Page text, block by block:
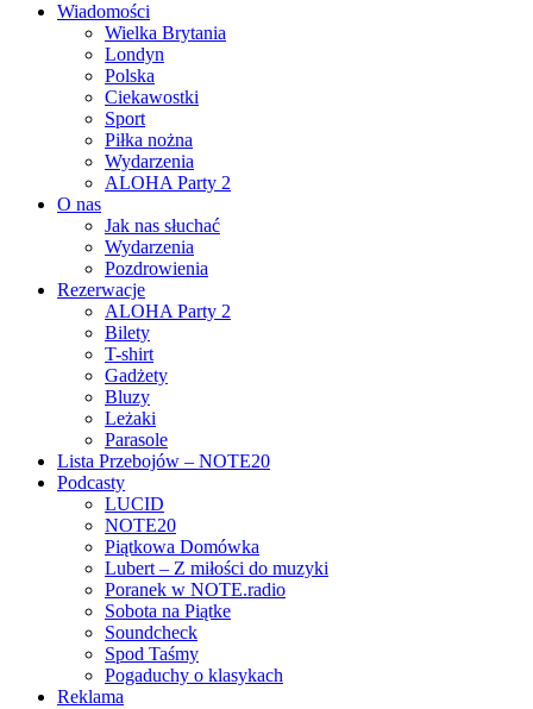
Wiadomości
Wielka Brytania
Londyn
Polska
Ciekawostki
Sport
Piłka nożna
Wydarzenia
ALOHA Party 2
O nas
Jak nas słuchać
Wydarzenia
Pozdrowienia
Rezerwacje
ALOHA Party 2
Bilety
T-shirt
Gadżety
Bluzy
Leżaki
Parasole
Lista Przebojów – NOTE20
Podcasty
LUCID
NOTE20
Piątkowa Domówka
Lubert – Z miłości do muzyki
Poranek w NOTE.radio
Sobota na Piątke
Soundcheck
Spod Taśmy
Pogaduchy o klasykach
Reklama